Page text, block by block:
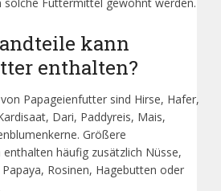
kann
enthalten?
Papageienfutter sind Hirse, Hafer,
Dari, Paddyreis, Mais,
Größere
häufig zusätzlich Nüsse,
Rosinen, Hagebutten oder